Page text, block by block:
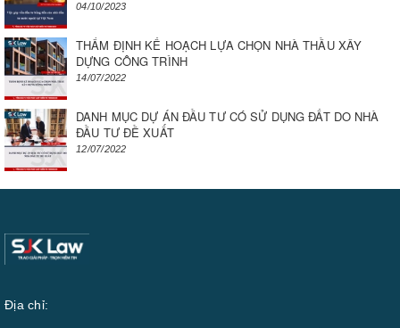
04/10/2023
THẨM ĐỊNH KẾ HOẠCH LỰA CHỌN NHÀ THẦU XÂY
DỰNG CÔNG TRÌNH
14/07/2022
DANH MỤC DỰ ÁN ĐẦU TƯ CÓ SỬ DỤNG ĐẤT DO NHÀ
ĐẦU TƯ ĐỀ XUẤT
12/07/2022
Địa chỉ: